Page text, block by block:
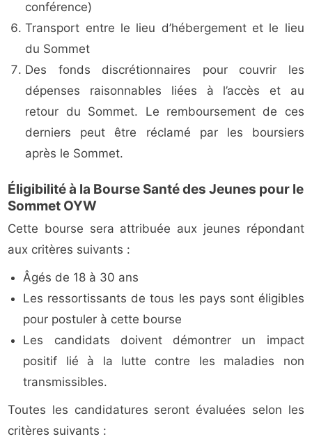
conférence)
Transport entre le lieu d’hébergement et le lieu
du Sommet
Des fonds discrétionnaires pour couvrir les
dépenses raisonnables liées à l’accès et au
retour du Sommet. Le remboursement de ces
derniers peut être réclamé par les boursiers
après le Sommet.
Éligibilité à la Bourse Santé des Jeunes pour le
Sommet OYW
Cette bourse sera attribuée aux jeunes répondant
aux critères suivants :
Âgés de 18 à 30 ans
Les ressortissants de tous les pays sont éligibles
pour postuler à cette bourse
Les candidats doivent démontrer un impact
positif lié à la lutte contre les maladies non
transmissibles.
Toutes les candidatures seront évaluées selon les
critères suivants :